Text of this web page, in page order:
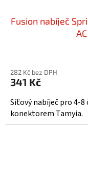
Fusion nabíječ
282 Kč bez DPH
341 Kč
Síťový nabíječ pro 4-8
konektorem Tamyia.